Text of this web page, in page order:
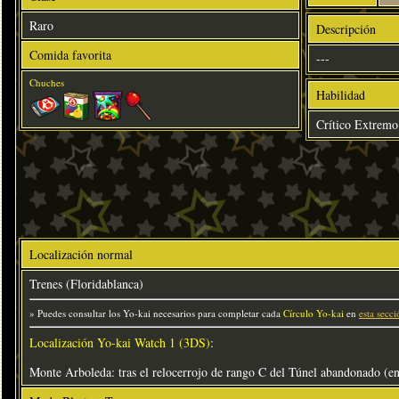
Raro
Comida favorita
Chuches
Descripción
---
Habilidad
Crítico Extremo
Localización normal
Trenes (Floridablanca)
» Puedes consultar los Yo-kai necesarios para completar cada Círculo Yo-kai en esta
Localización Yo-kai Watch 1 (3DS):
Monte Arboleda: tras el relocerrojo de rango C del Túnel abandonado